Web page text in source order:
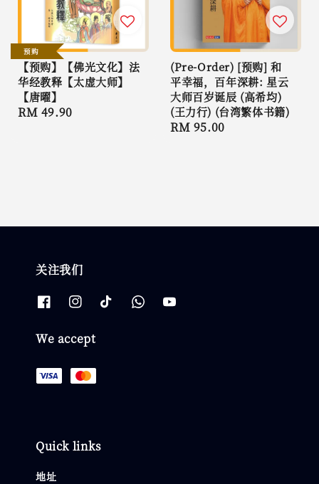
预购
【预购】【佛光文化】法
华经教释【太虚大师】
【唐曜】
Regular
RM 49.90
(Pre-Order) [预购] 和
平幸福，百年深耕: 星云
大师百岁诞辰 (高希均)
(王力行) (台湾繁体书籍)
Regular
RM 95.00
关注我们
We accept
Quick links
地址